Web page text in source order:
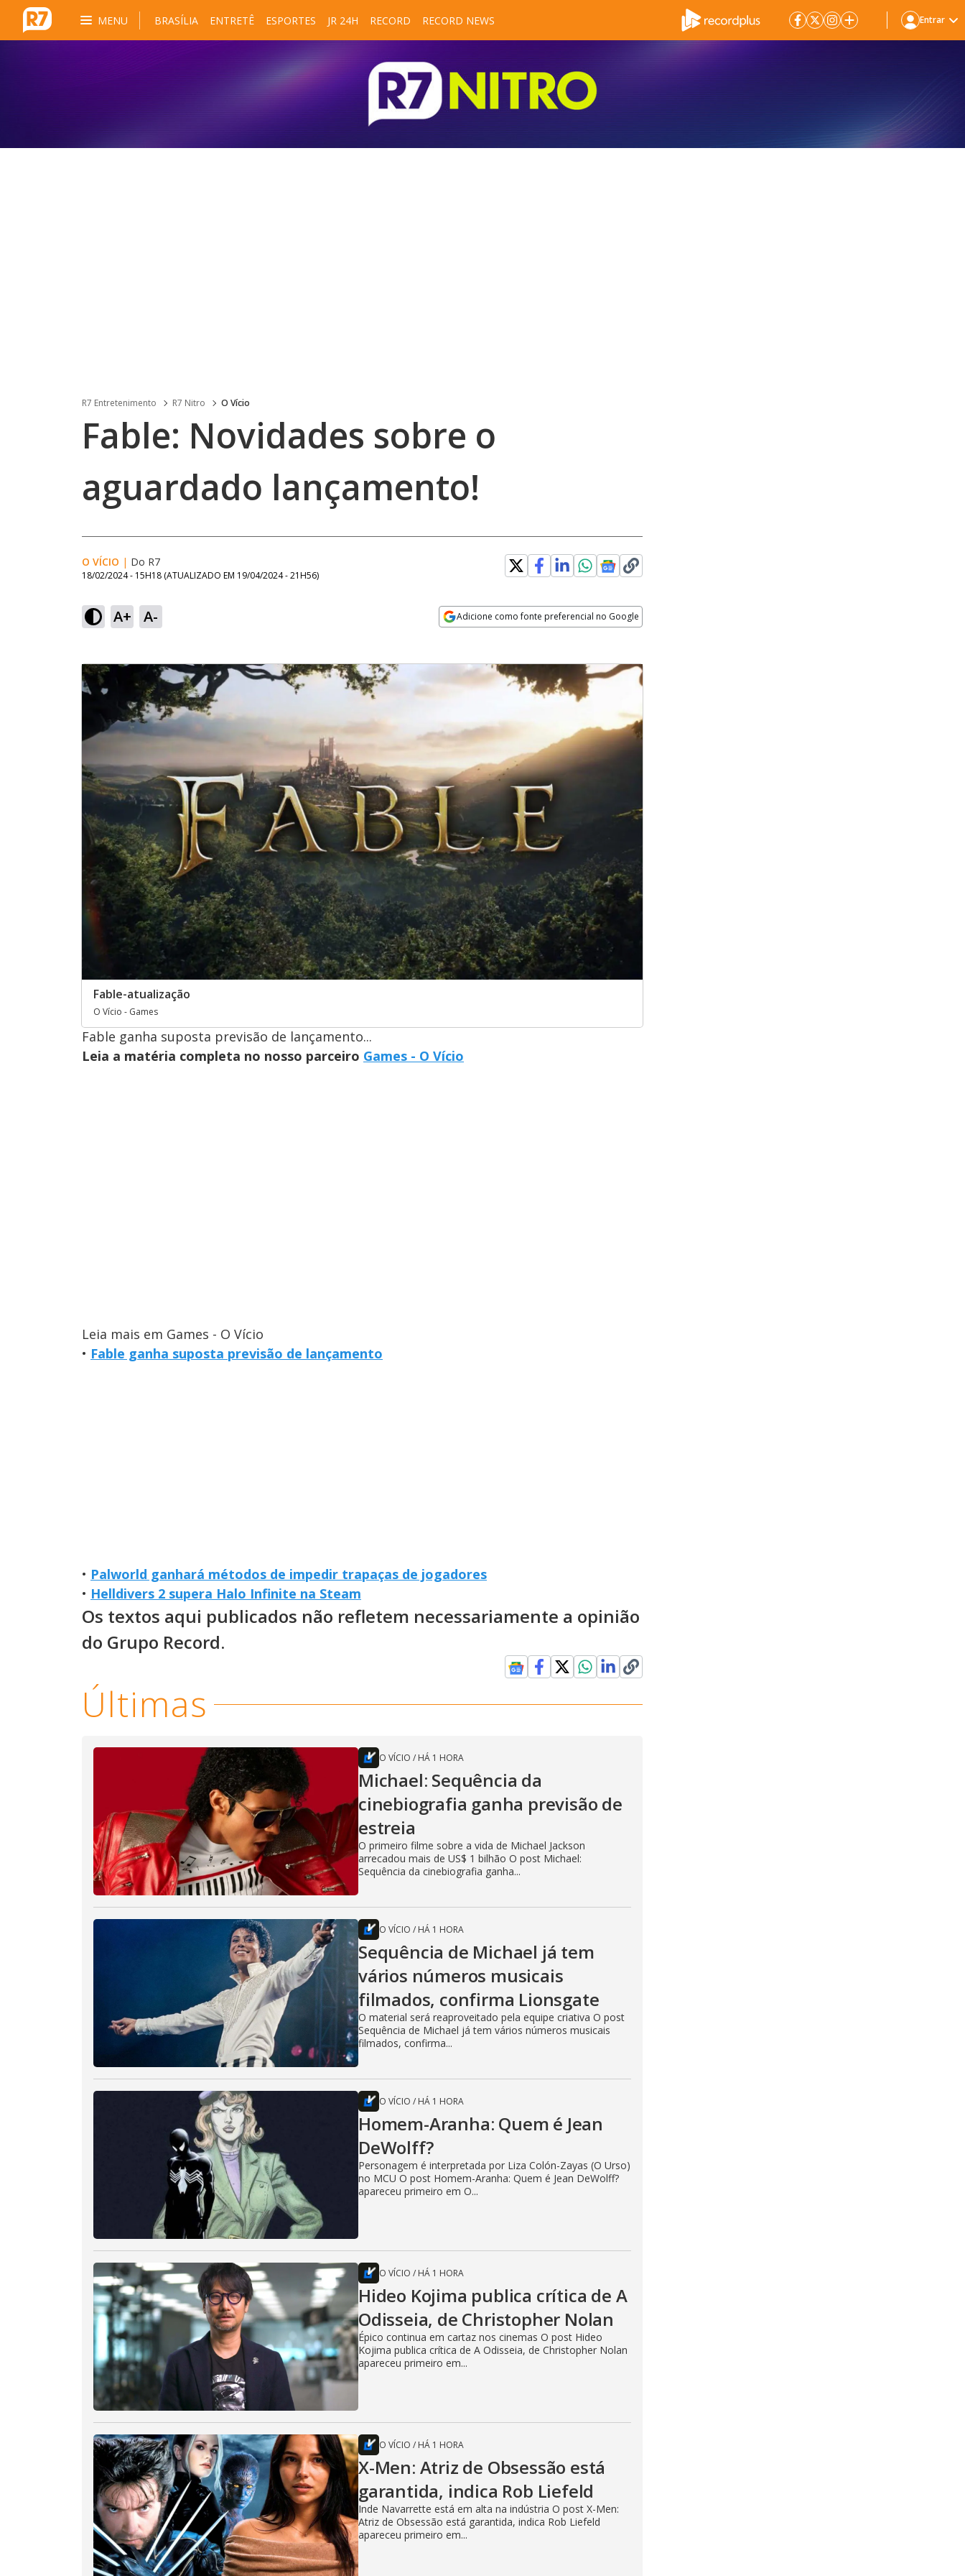
MENU BRASÍLIA ENTRETÊ ESPORTES JR 24H RECORD RECORD NEWS Entrar
R7 Entretenimento R7 Nitro O Vício
Fable: Novidades sobre o
aguardado lançamento!
O VÍCIO | Do R7
18/02/2024 - 15H18 (ATUALIZADO EM 19/04/2024 - 21H56)
A+ A- Adicione como fonte preferencial no Google
Fable-atualização
O Vício - Games
Fable ganha suposta previsão de lançamento...
Leia a matéria completa no nosso parceiro Games - O Vício
Leia mais em Games - O Vício
• Fable ganha suposta previsão de lançamento
• Palworld ganhará métodos de impedir trapaças de jogadores
• Helldivers 2 supera Halo Infinite na Steam
Os textos aqui publicados não refletem necessariamente a opinião
do Grupo Record.
Últimas
O VÍCIO / HÁ 1 HORA
Michael: Sequência da
cinebiografia ganha previsão de
estreia
O primeiro filme sobre a vida de Michael Jackson
arrecadou mais de US$ 1 bilhão O post Michael:
Sequência da cinebiografia ganha...
O VÍCIO / HÁ 1 HORA
Sequência de Michael já tem
vários números musicais
filmados, confirma Lionsgate
O material será reaproveitado pela equipe criativa O post
Sequência de Michael já tem vários números musicais
filmados, confirma...
O VÍCIO / HÁ 1 HORA
Homem-Aranha: Quem é Jean
DeWolff?
Personagem é interpretada por Liza Colón-Zayas (O Urso)
no MCU O post Homem-Aranha: Quem é Jean DeWolff?
apareceu primeiro em O...
O VÍCIO / HÁ 1 HORA
Hideo Kojima publica crítica de A
Odisseia, de Christopher Nolan
Épico continua em cartaz nos cinemas O post Hideo
Kojima publica crítica de A Odisseia, de Christopher Nolan
apareceu primeiro em...
O VÍCIO / HÁ 1 HORA
X-Men: Atriz de Obsessão está
garantida, indica Rob Liefeld
Inde Navarrette está em alta na indústria O post X-Men:
Atriz de Obsessão está garantida, indica Rob Liefeld
apareceu primeiro em...